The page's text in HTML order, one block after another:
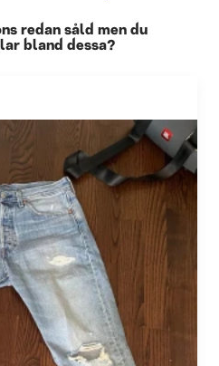
redan såld men du
bland dessa?